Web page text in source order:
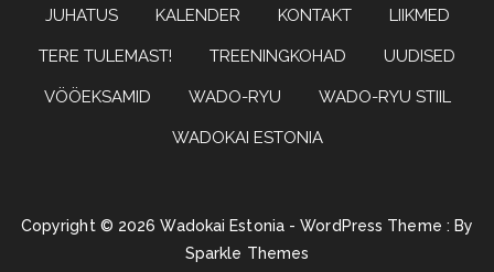
ESTONIA
JUHATUS KALENDER KONTAKT LIIKMED
TERE TULEMAST! TREENINGKOHAD UUDISED
VÖÖEKSAMID WADO-RYU WADO-RYU STIIL
WADOKAI ESTONIA
Copyright © 2026 Wadokai Estonia - WordPress Theme : By
Sparkle Themes